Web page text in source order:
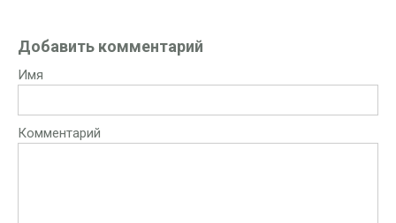
Добавить комментарий
Имя
Комментарий